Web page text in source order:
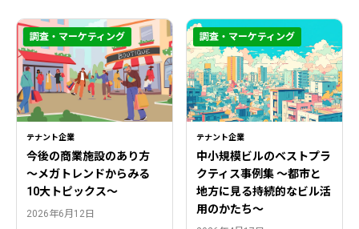
テナント企業
今後の商業施設のあり方
〜メガトレンドからみる
10大トピックス〜
2026年6月12日
調査・マーケティング
テナント企業
中小規模ビルのベストプラ
クティス事例集 ～都市と
地方に見る持続的なビル活
用のかたち～
調査・マーケティング